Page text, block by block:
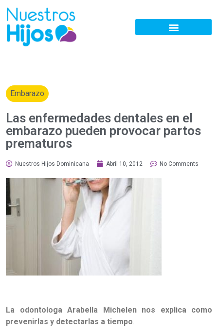
Embarazo
Las enfermedades dentales en el
embarazo pueden provocar partos
prematuros
Nuestros Hijos Dominicana Abril 10, 2012 No Comments
La odontologa Arabella Michelen nos explica como
prevenirlas y detectarlas a tiempo.